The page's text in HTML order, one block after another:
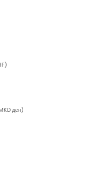
ден)